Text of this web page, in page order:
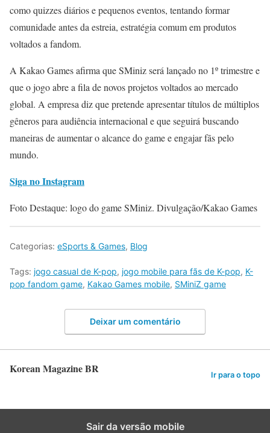
como quizzes diários e pequenos eventos, tentando formar
comunidade antes da estreia, estratégia comum em produtos
voltados a fandom.
A Kakao Games afirma que SMiniz será lançado no 1º trimestre e
que o jogo abre a fila de novos projetos voltados ao mercado
global. A empresa diz que pretende apresentar títulos de múltiplos
gêneros para audiência internacional e que seguirá buscando
maneiras de aumentar o alcance do game e engajar fãs pelo
mundo.
Siga no Instagram
Foto Destaque: logo do game SMiniz. Divulgação/Kakao Games
Categorias: eSports & Games, Blog
Tags: jogo casual de K-pop, jogo mobile para fãs de K-pop, K-
pop fandom game, Kakao Games mobile, SMiniZ game
Deixar um comentário
Korean Magazine BR Ir para o topo
Sair da versão mobile